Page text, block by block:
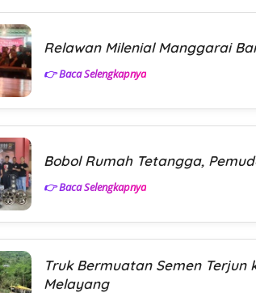
Relawan Milenial Manggarai
👉 Baca Selengkapnya
Bobol Rumah Tetangga,
👉 Baca Selengkapnya
Truk Bermuatan Semen Terjun
Melayang